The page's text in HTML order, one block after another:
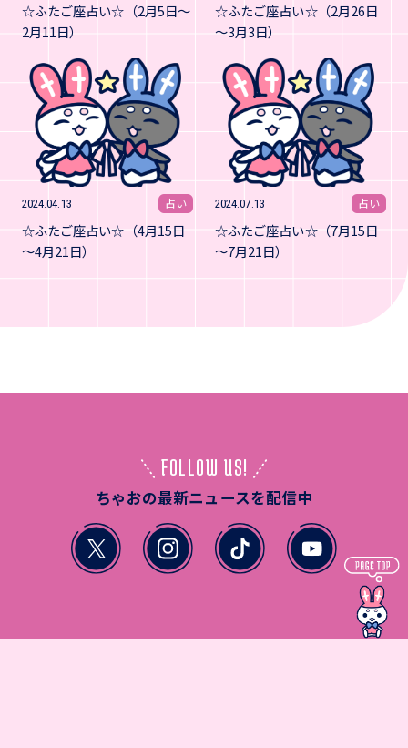
☆ふたご座占い☆（2月5日～
2月11日）
☆ふたご座占い☆（2月26日
～3月3日）
2024.04.13 占い
☆ふたご座占い☆（4月15日
～4月21日）
2024.07.13 占い
☆ふたご座占い☆（7月15日
～7月21日）
FOLLOW US!
ちゃおの最新ニュースを配信中